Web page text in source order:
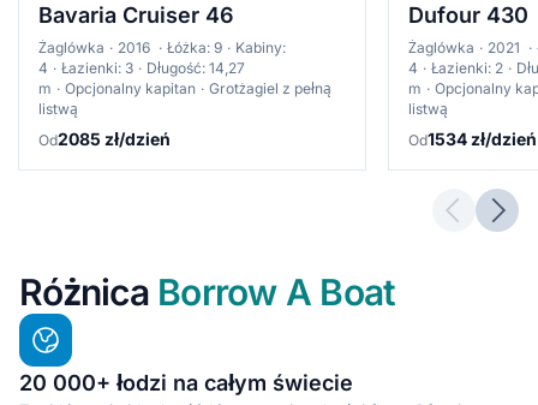
Bavaria Cruiser 46
Żaglówka 2016 Łóżka: 9
Kabiny:
4
Łazienki: 3
Długość: 14,27
m
Opcjonalny kapitan
Grotżagiel z pełną
listwą
Od2085 zł/dzień
Dufour 430
Żaglówka 2021
4
Łazienki: 2
m
Opcjonalny
listwą
Od1534 zł/dzień
Różnica Borrow A Boat
20 000+ łodzi na całym świecie